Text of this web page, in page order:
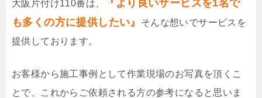
大阪片付け110番は、
『より良いサービスを1名で
も多くの方に提供したい』
そんな想いでサービスを
提供しております。
お客様から施工事例として作業現場のお写真を頂くこ
とで、これからご依頼される方の参考になると思いま